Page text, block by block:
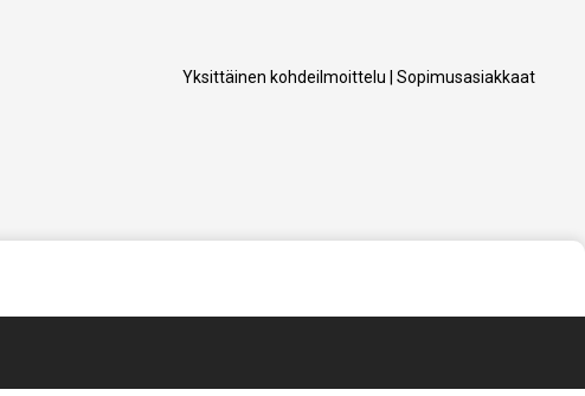
Yksittäinen kohdeilmoittelu Sopimusasiakkaat